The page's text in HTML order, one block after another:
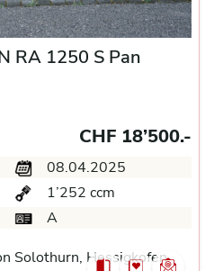
RA 1250 S Pan
CHF 18’500.-
08.04.2025
1’252 ccm
A
Solothurn, Hessigkofen